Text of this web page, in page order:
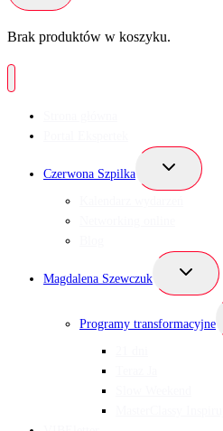
Brak produktów w koszyku.
Czerwona Szpilka
Przełącz
podrzędne
Magdalena Szewczuk
Przełącz
podrzędne
Programy transformacyjne